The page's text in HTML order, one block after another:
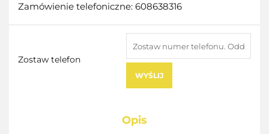
Zamówienie telefoniczne: 608638316
Zostaw telefon
WYŚLIJ
Opis